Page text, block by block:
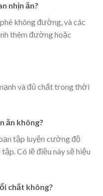
nhịn ăn?
không đường, và các
thêm đường hoặc
và đủ chất trong thời
ăn không?
tập luyện cường độ
Có lẽ điều này sẽ hiệu
chất không?